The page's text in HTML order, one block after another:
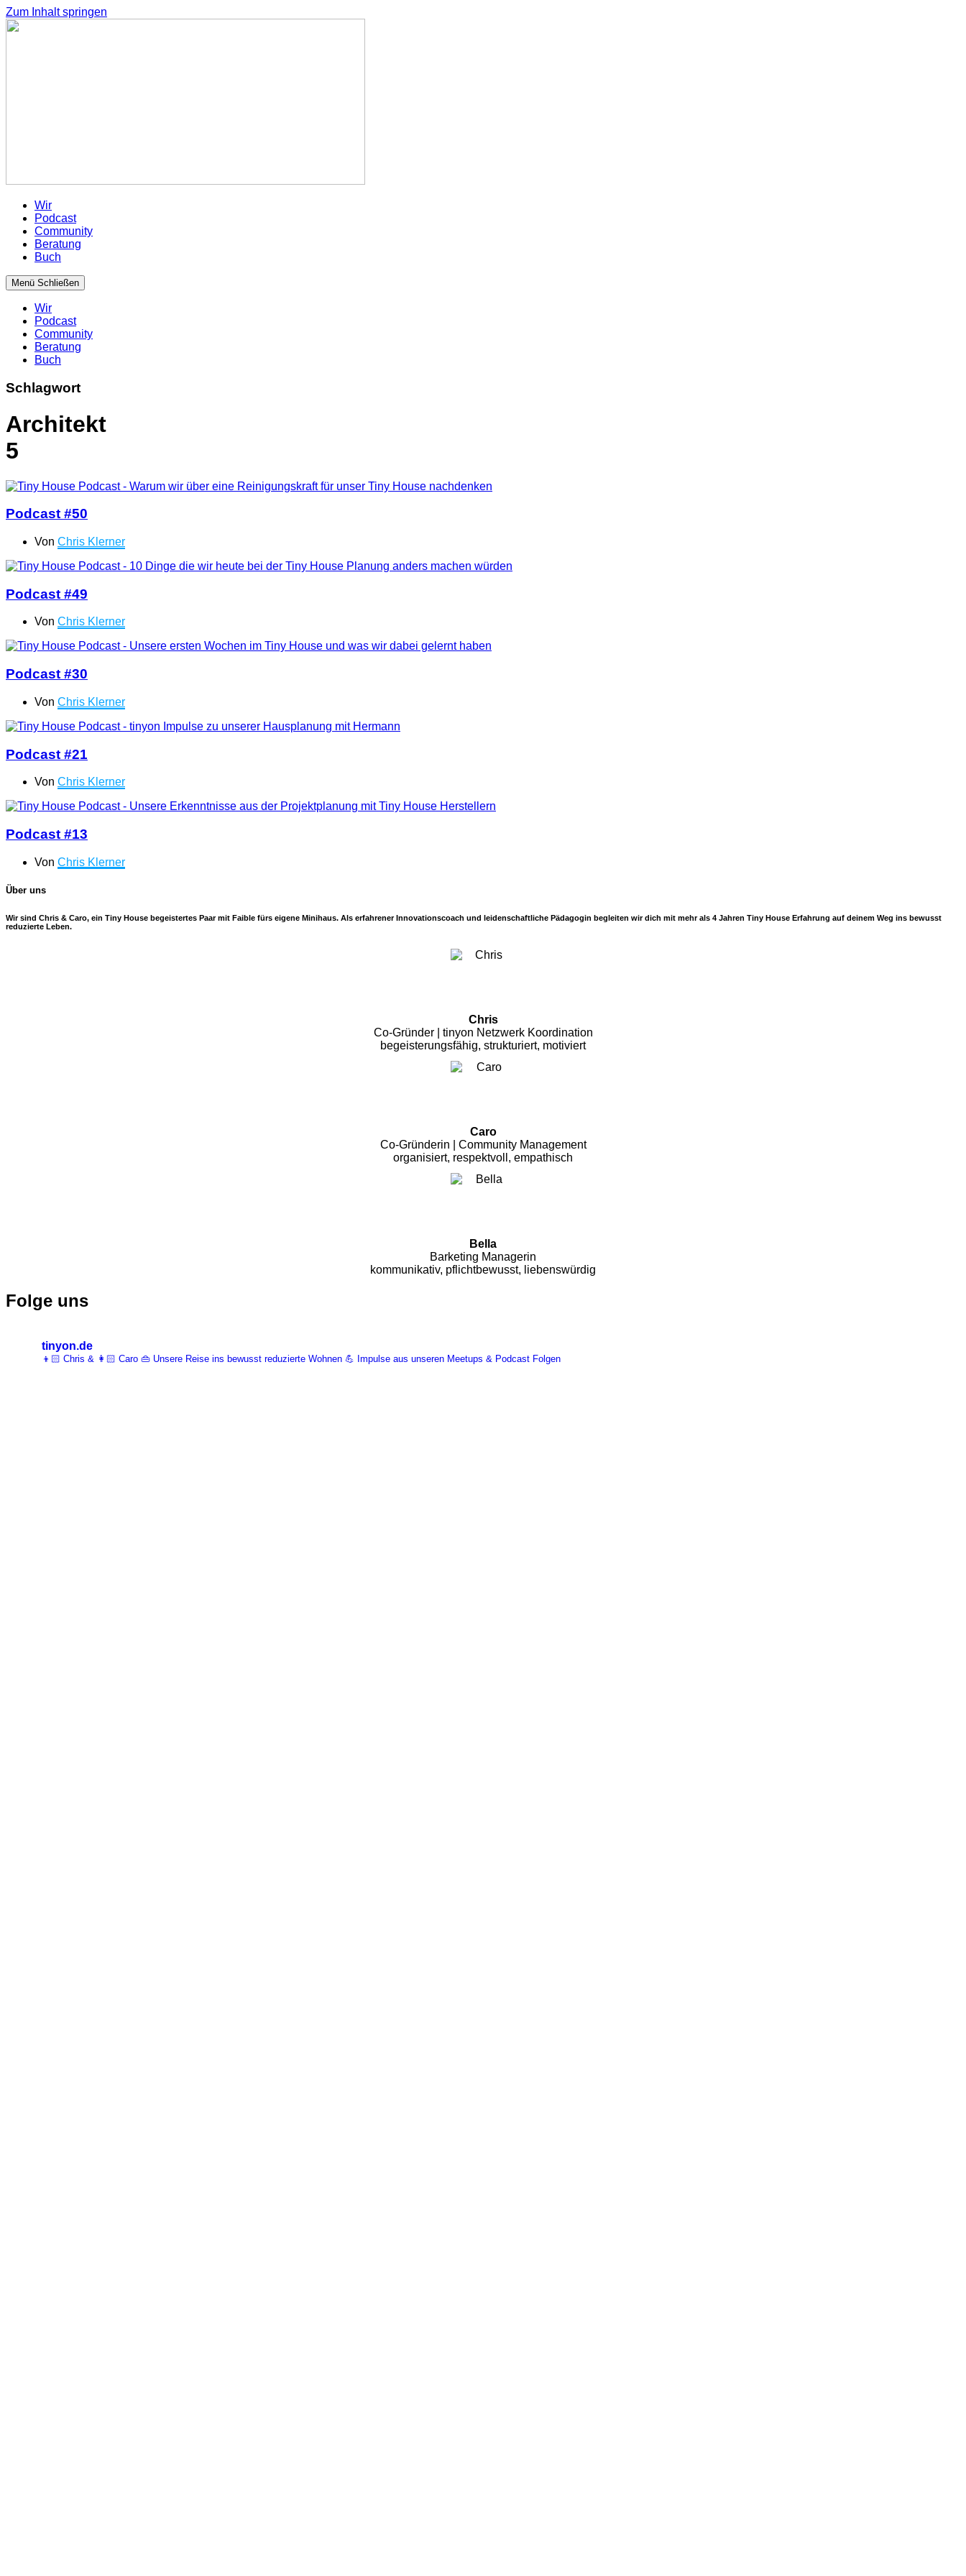
Zum Inhalt springen
Wir
Podcast
Community
Beratung
Buch
Menü Schließen
Wir
Podcast
Community
Beratung
Buch
Schlagwort
Architekt
5
Podcast #50
Von Chris Klerner
Podcast #49
Von Chris Klerner
Podcast #30
Von Chris Klerner
Podcast #21
Von Chris Klerner
Podcast #13
Von Chris Klerner
Über uns
Wir sind Chris & Caro, ein Tiny House begeistertes Paar mit Faible fürs eigene Minihaus. Als erfahrener Innovationscoach und leidenschaftliche Pädagogin begleiten wir dich mit mehr als 4 Jahren Tiny House Erfahrung auf deinem Weg ins bewusst
reduzierte Leben.
Chris
Co-Gründer | tinyon Netzwerk Koordination
begeisterungsfähig, strukturiert, motiviert
Caro
Co-Gründerin | Community Management
organisiert, respektvoll, empathisch
Bella
Barketing Managerin
kommunikativ, pflichtbewusst, liebenswürdig
Folge uns
tinyon.de
👦🏻 Chris & 👩🏻 Caro 👜 Unsere Reise ins bewusst reduzierte Wohnen 💪 Impulse aus unseren Meetups & Podcast Folgen